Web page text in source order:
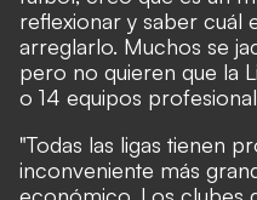
reflexionar y saber cuál
arreglarlo. Muchos se
pero no quieren que la
o 14 equipos
"Todas las ligas tienen
inconveniente más